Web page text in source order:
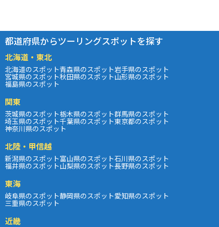
都道府県からツーリングスポットを探す
北海道・東北
北海道のスポット青森県のスポット岩手県のスポット
宮城県のスポット秋田県のスポット山形県のスポット
福島県のスポット
関東
茨城県のスポット栃木県のスポット群馬県のスポット
埼玉県のスポット千葉県のスポット東京都のスポット
神奈川県のスポット
北陸・甲信越
新潟県のスポット富山県のスポット石川県のスポット
福井県のスポット山梨県のスポット長野県のスポット
東海
岐阜県のスポット静岡県のスポット愛知県のスポット
三重県のスポット
近畿